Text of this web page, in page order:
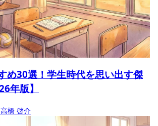
め30選！学生時代を思い出す傑
年版】
高橋 啓介